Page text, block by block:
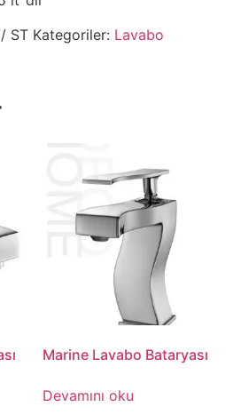
ST Kategoriler: Lavabo
Marine Lavabo Bataryası
Devamını oku